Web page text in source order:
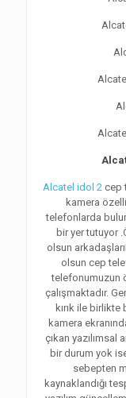
Alcatel idol 2 cep
kamera
telefonlarda
bir yer tutuyor
olsun
olsun cep
telefonumuzun
çalışmaktadır.
kırık ile birlikte
kamera
çıkan yazılımsal
bir durum yok
sebepten
kaynaklandığı